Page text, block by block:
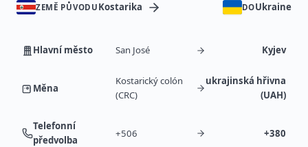
ZEMĚ PŮVODU Kostarika DOUkraine
Hlavní město San José Kyjev
Měna
Kostarický colón
(CRC)
ukrajinská hřivna
(UAH)
Telefonní
předvolba
+506 +380